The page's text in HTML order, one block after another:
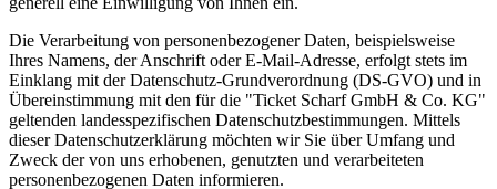
Die Verarbeitung von personenbezogener Daten, beispielsweise
Ihres Namens, der Anschrift oder E-Mail-Adresse, erfolgt stets im
Einklang mit der Datenschutz-Grundverordnung (DS-GVO) und in
Übereinstimmung mit den für die "Ticket Scharf GmbH & Co. KG"
geltenden landesspezifischen Datenschutzbestimmungen. Mittels
dieser Datenschutzerklärung möchten wir Sie über Umfang und
Zweck der von uns erhobenen, genutzten und verarbeiteten
personenbezogenen Daten informieren.